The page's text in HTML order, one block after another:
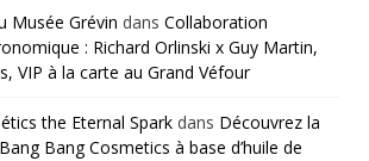
Musée Grévin dans Collaboration
: Richard Orlinski x Guy Martin,
VIP à la carte au Grand Véfour
the Eternal Spark dans Découvrez la
Bang Cosmetics à base d’huile de